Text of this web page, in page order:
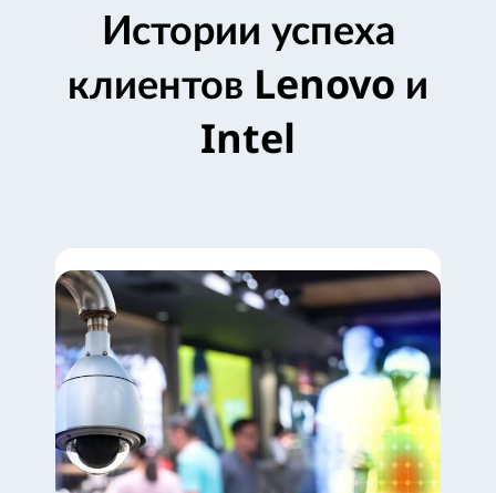
Истории успеха
клиентов Lenovo и
Intel